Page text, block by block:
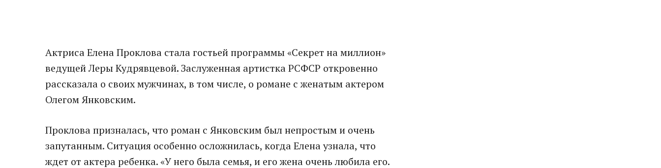
Актриса Елена Проклова стала гостьей программы «Секрет на миллион»
ведущей Леры Кудрявцевой.Заслуженная артистка РСФСР откровенно
рассказала о своих мужчинах, в том числе, о романе с женатым актером
Олегом Янковским.
Проклова призналась, что роман с Янковским был непростым и очень
запутанным. Ситуация особенно осложнилась, когда Елена узнала, что
ждет от актера ребенка. «У него была семья, и его жена очень любила его.